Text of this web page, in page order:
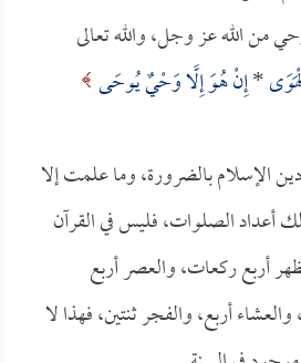
من الله عز وجل، والله تعالى
*إِنْ هُوَ إِلَّا وَحْيٌ يُوحَى
الإسلام بالضرورة، وما علمت إلا
أعداد الصلوات، فليس في القرآن
أربع ركعات، والعصر أربع
أربع، والفجر ثنتين، فهذا لا